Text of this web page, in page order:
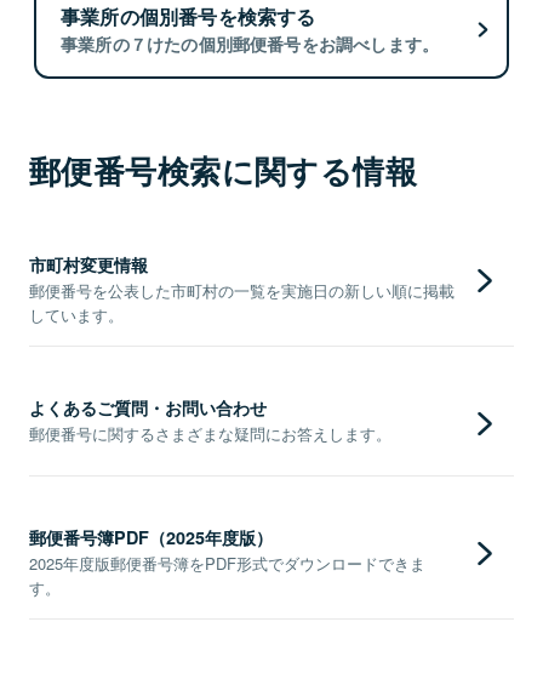
事業所の個別番号を検索する
事業所の７けたの個別郵便番号をお調べします。
郵便番号検索に関する情報
市町村変更情報
郵便番号を公表した市町村の一覧を実施日の新しい順に掲載
しています。
よくあるご質問・お問い合わせ
郵便番号に関するさまざまな疑問にお答えします。
郵便番号簿PDF（2025年度版）
2025年度版郵便番号簿をPDF形式でダウンロードできま
す。